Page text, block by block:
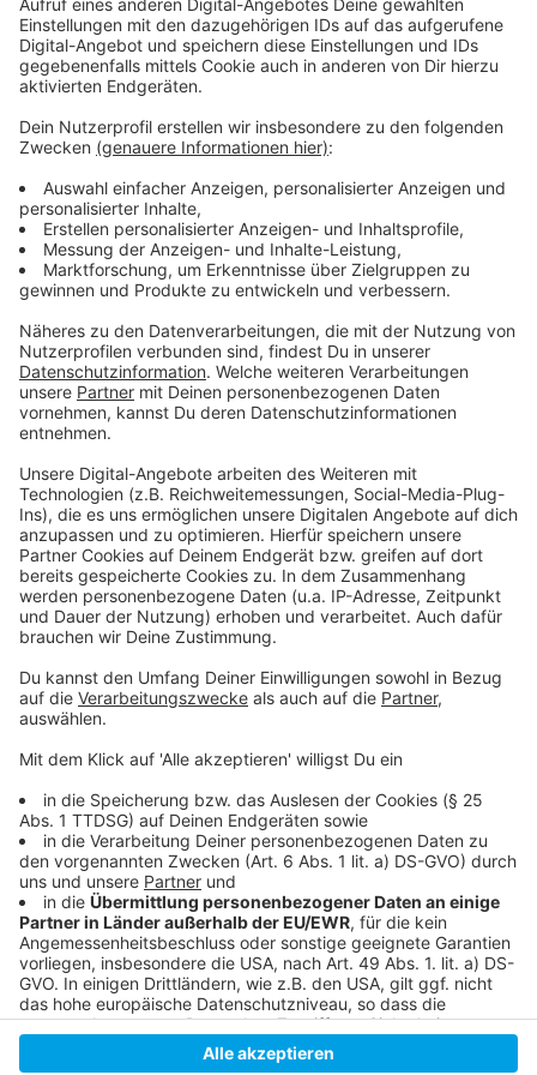
Diese Woche sei aber kein weiterer Streik geplant, so
Brust weiter. Am Donnerstag und Freitag (22./23.10.)
wird erstmal wieder mit den Arbeitgebern verhandelt.
Vom Warnstreik waren auch Ämter der
Stadtverwaltung betroffen: Der Wildpark in
Grafenberg blieb ganztägig geschlossen, ebenso wie
der Sportpark Niederheid sowie drei
Jugendfreizeiteinrichtungen. Von den insgesamt 100
städtischen Kindertagesstätten blieben zwei Kitas
geschlossen, 19 konnten nicht erreicht werden (eine
streikbedingte Schließung ist hier wahrscheinlich) - in
30 Kitas war nur ein eingeschränkter Service möglich.
Beim Amt für Einwohnerwesen - inklusive Standesamt,
Bürgerbüros, Dienstleistungszentrum,
Straßenverkehrsamt mit Kfz-Zulassungsstelle - waren
alle Dienststellen geöffnet. Alle Terminkunden
konnten bedient werden. Es gab keine
Einschränkungen im Dienstleistungsangebot.
Infos zum heutigen Streik
Anzeige
Anzeige